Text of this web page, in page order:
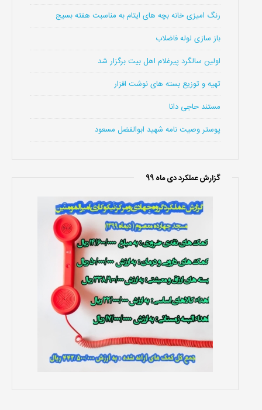
رنگ امیزی خانه بچه های ایتام به مناسبت هفته بسیج
باز سازی لوله فاضلاب
اولین سالگرد پیرغلام اهل بیت برگزار شد
تهیه و توزیع بسته های نوشت افزار
مستند حاجی دانا
پوستر وصیت نامه شهید ابوالفضل مسعود
گزارش عملکرد دی ماه 99